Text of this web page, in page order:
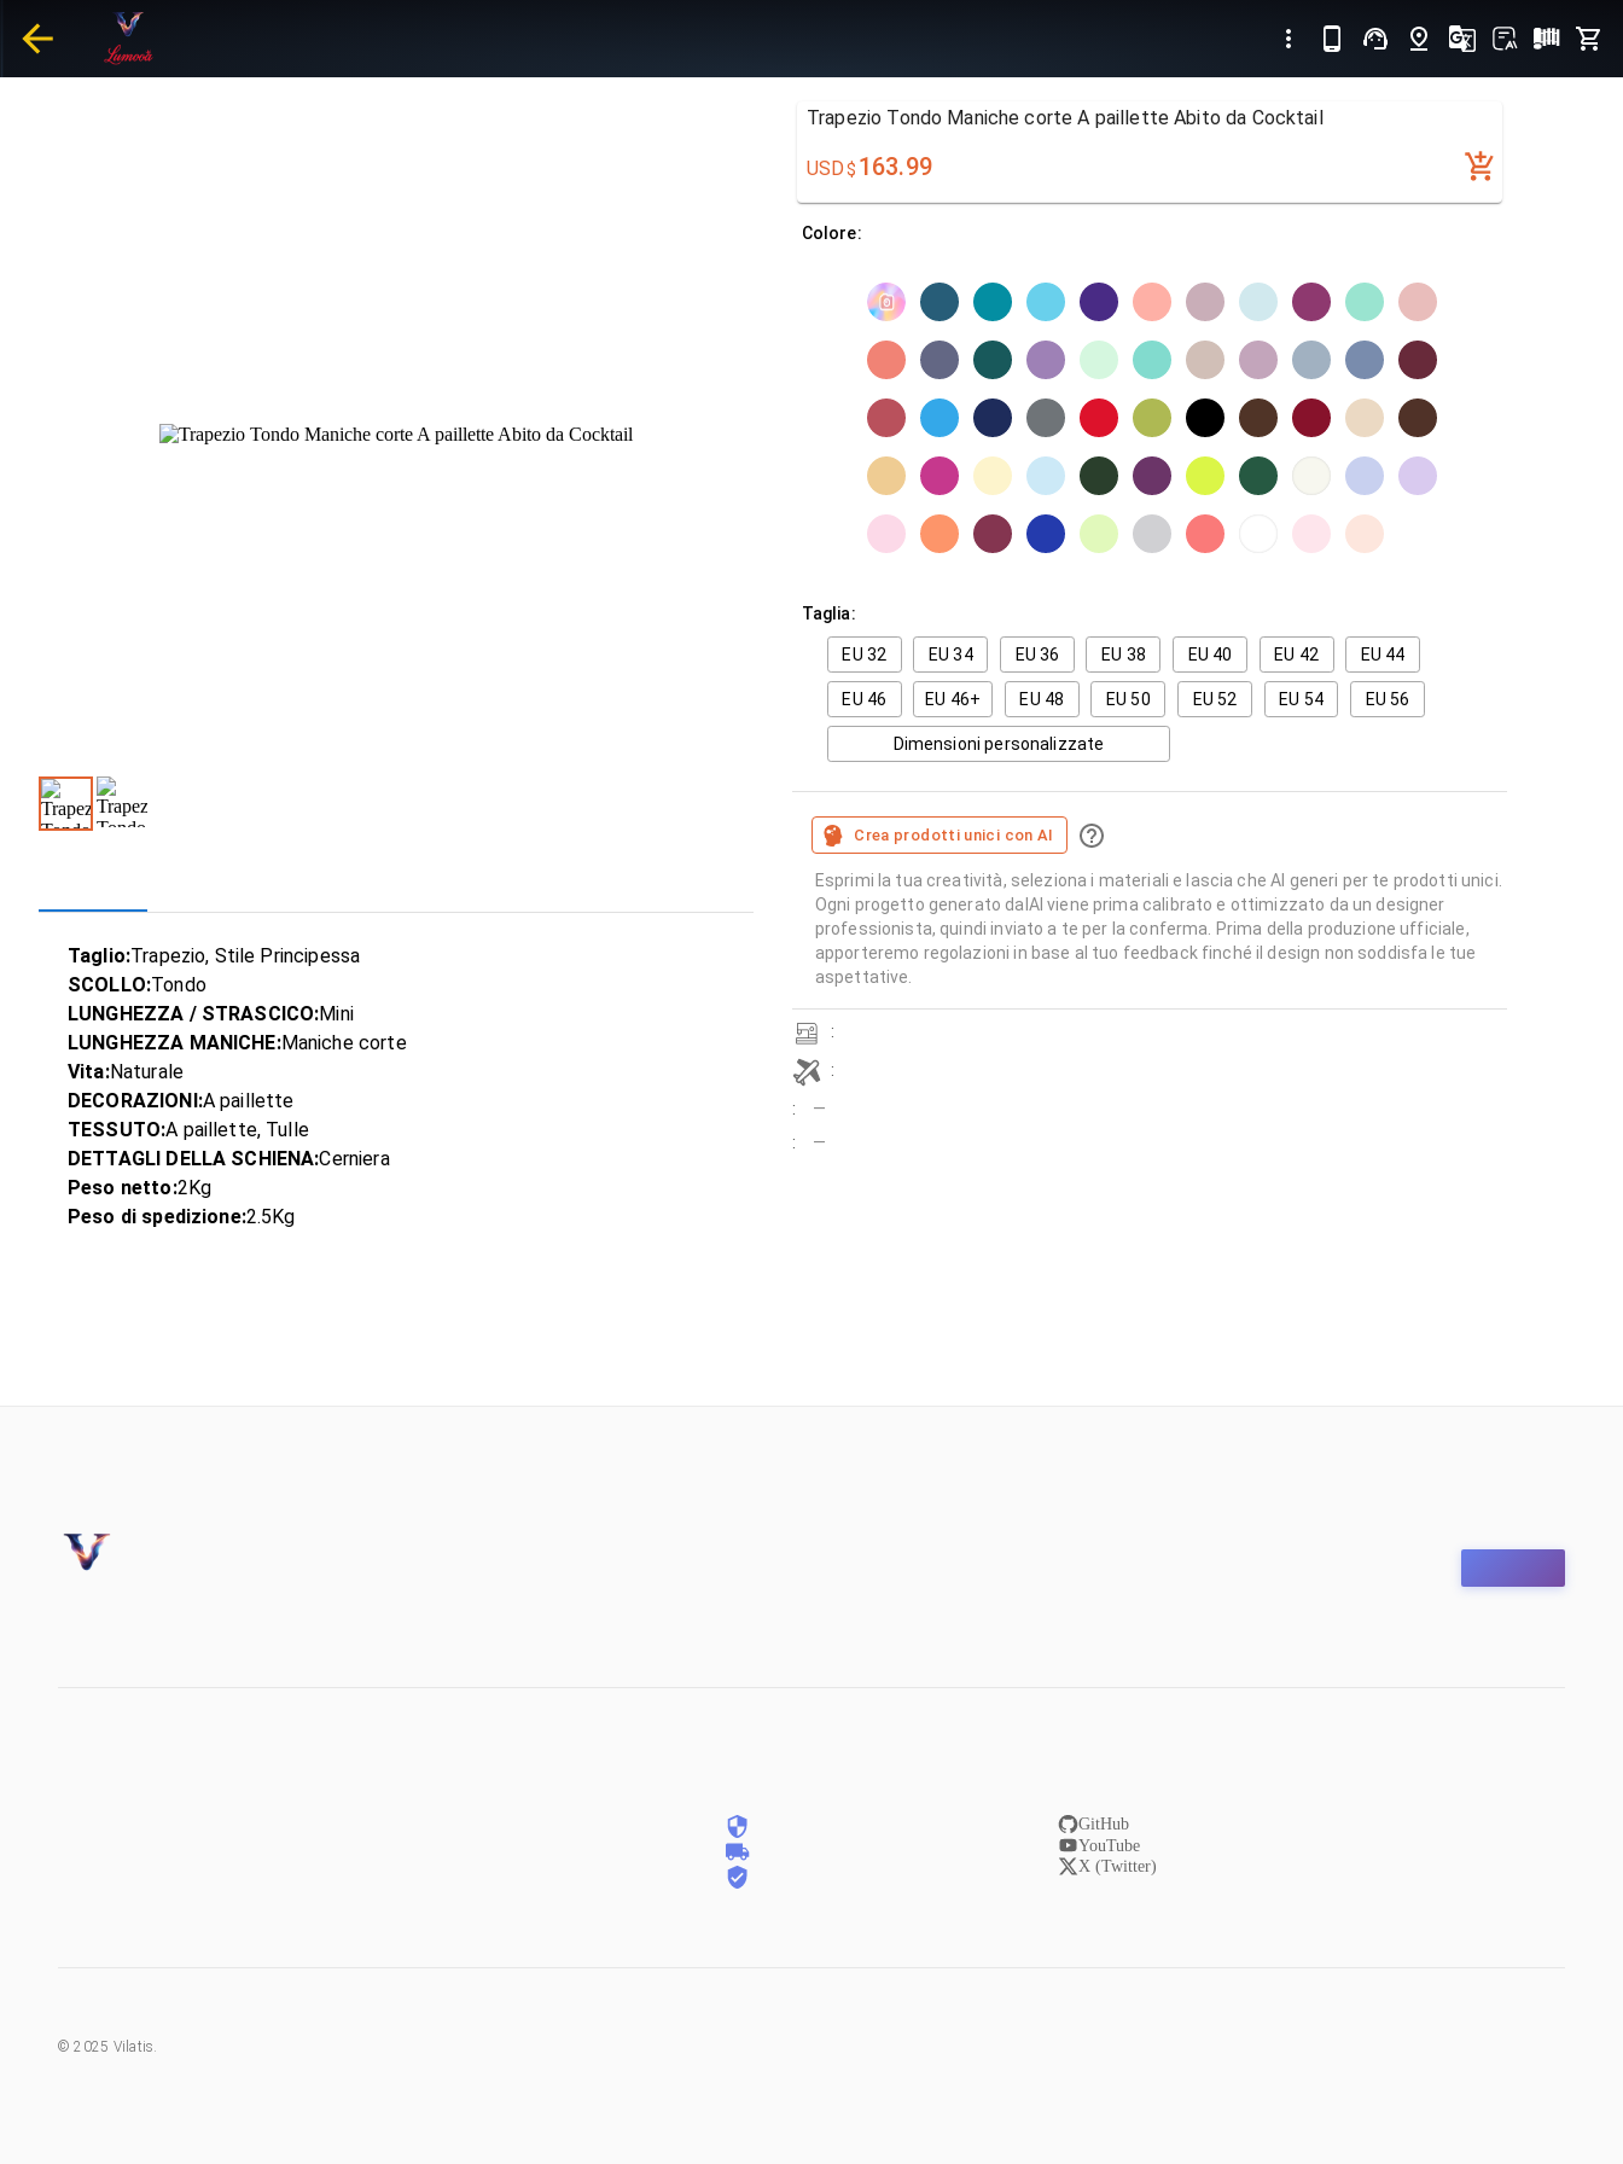
Taglio:Trapezio, Stile Principessa
SCOLLO:Tondo
LUNGHEZZA / STRASCICO:Mini
LUNGHEZZA MANICHE:Maniche corte
Vita:Naturale
DECORAZIONI:A paillette
TESSUTO:A paillette, Tulle
DETTAGLI DELLA SCHIENA:Cerniera
Peso netto:2Kg
Peso di spedizione:2.5Kg
Trapezio Tondo Maniche corte A paillette Abito da Cocktail
USD$ 163.99
Colore:
Taglia:
EU 32 EU 34 EU 36 EU 38 EU 40 EU 42 EU 44
EU 46 EU 46+ EU 48 EU 50 EU 52 EU 54 EU 56
Dimensioni personalizzate
Crea prodotti unici con AI
Esprimi la tua creatività, seleziona i materiali e lascia che AI generi per te prodotti unici.
Ogni progetto generato dalAI viene prima calibrato e ottimizzato da un designer
professionista, quindi inviato a te per la conferma. Prima della produzione ufficiale,
apporteremo regolazioni in base al tuo feedback finché il design non soddisfa le tue
aspettative.
:
:
:
—
:
—
GitHub
YouTube
X (Twitter)
©2025 Vilatis.